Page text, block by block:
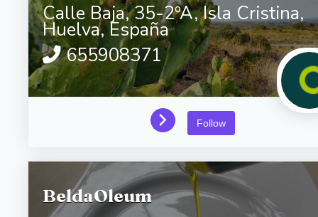
Calle Baja, 35-2ºA,Isla Cristina,
Huelva,España
655908371
Follow
BeldaOleum